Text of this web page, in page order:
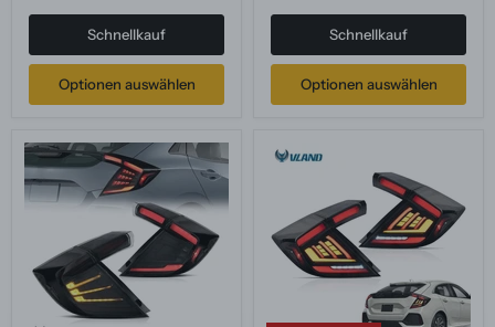
Generation
2012
Schnellkauf
Optionen auswählen
2013
YG-
Schnellkauf
Optionen auswählen